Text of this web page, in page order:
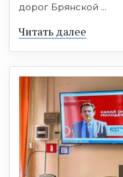
дорог Брянской ...
Читать далее